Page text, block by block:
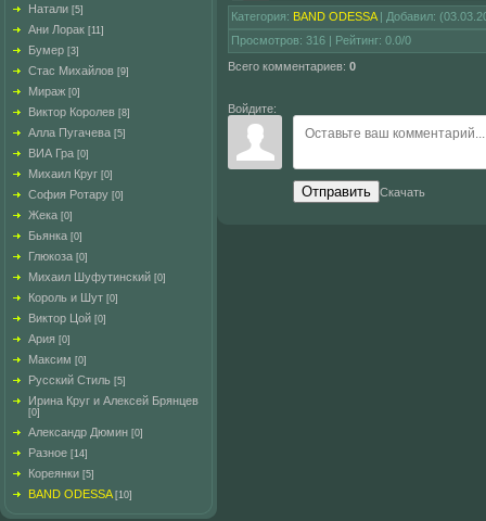
Натали [5]
Ани Лорак [11]
Бумер [3]
Стас Михайлов [9]
Мираж [0]
Виктор Королев [8]
Алла Пугачева [5]
ВИА Гра [0]
Михаил Круг [0]
София Ротару [0]
Жека [0]
Бьянка [0]
Глюкоза [0]
Михаил Шуфутинский [0]
Король и Шут [0]
Виктор Цой [0]
Ария [0]
Максим [0]
Русский Стиль [5]
Ирина Круг и Алексей Брянцев
[0]
Александр Дюмин [0]
Разное [14]
Кореянки [5]
BAND ODESSA [10]
Категория: BAND ODESSA| Добавил:
Просмотров: 316 | Рейтинг: 0.0/0
Всего комментариев: 0
Войдите:
Отправить Скачать